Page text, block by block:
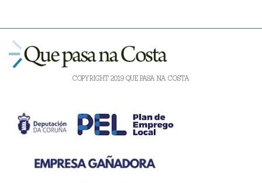
COPYRIGHT 2019 QUE PASA NA COSTA